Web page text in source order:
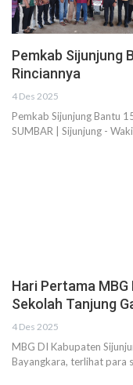
Pemkab Sijunjung
Rinciannya
4 Des 2025
Pemkab Sijunjung Bantu
SUMBAR | Sijunjung -
Hari Pertama
Sekolah Tanjung
4 Des 2025
MBG DI Kabupaten
Bayangkara, terlihat para